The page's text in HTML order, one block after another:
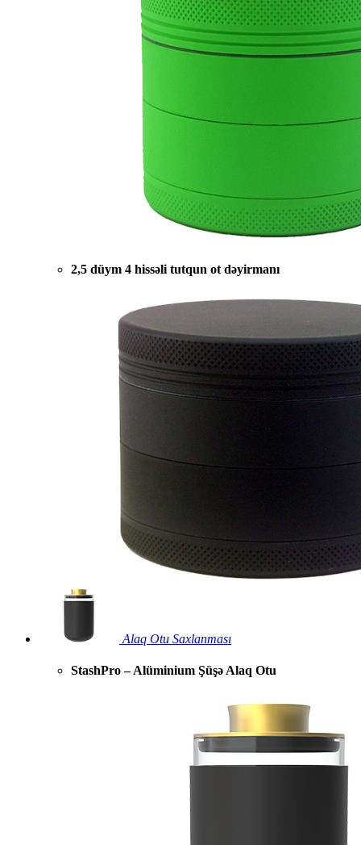
2,5 düym 4 hissəli tutqun ot dəyirmanı
Alaq Otu Saxlanması
StashPro – Alüminium Şüşə Alaq Otu